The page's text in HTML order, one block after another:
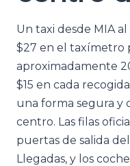
Un taxi desde MIA
$27 en el taxímetro
aproximadamente
$15 en cada
una forma segura y
centro. Las filas
puertas de salida
Llegadas, y los